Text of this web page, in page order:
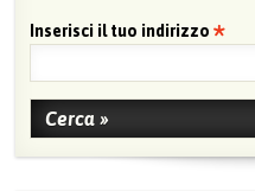
Inserisci il tuo indirizzo